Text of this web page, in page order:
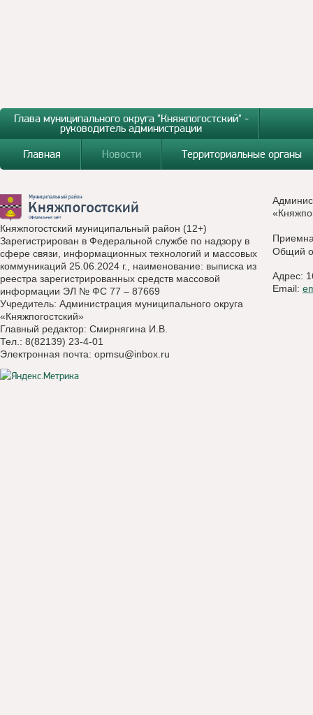
Глава муниципального округа "Княжпогостский" -
руководитель администрации
Главная
Новости Территориальные органы
Княжпогостский муниципальный район (12+)
Зарегистрирован в Федеральной службе по надзору в
сфере связи, информационных технологий и массовых
коммуникаций 25.06.2024 г., наименование: выписка из
реестра зарегистрированных средств массовой
информации ЭЛ № ФС 77 – 87669
Учредитель: Администрация муниципального округа
«Княжпогостский»
Главный редактор: Смирнягина И.В.
Тел.: 8(82139) 23-4-01
Электронная почта: opmsu@inbox.ru
Общий
Адрес:
Email: